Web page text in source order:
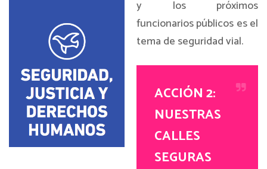
y los próximos
funcionarios públicos es el
tema de seguridad vial.
ACCIÓN 2:
NUESTRAS
CALLES
SEGURAS